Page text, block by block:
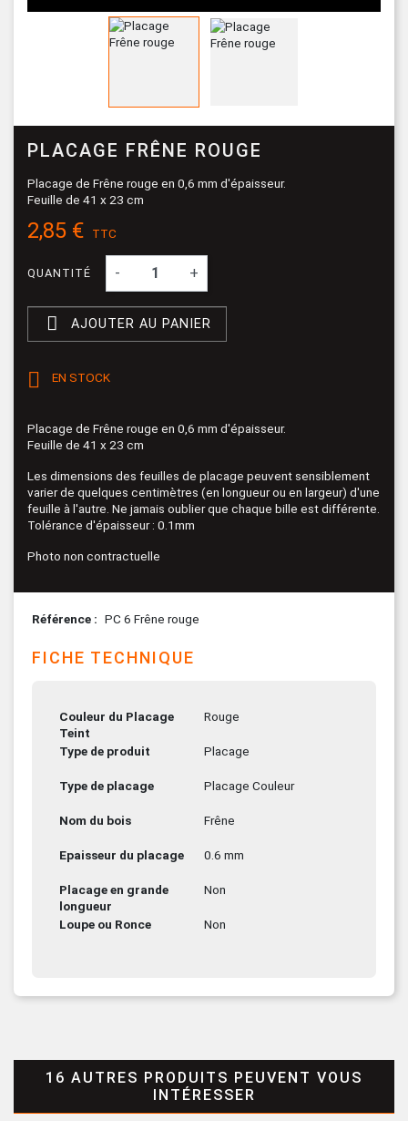
PLACAGE FRÊNE ROUGE
Placage de Frêne rouge en 0,6 mm d'épaisseur.
Feuille de 41 x 23 cm
2,85 € TTC
QUANTITÉ - +
 AJOUTER AU PANIER
 EN STOCK
Placage de Frêne rouge en 0,6 mm d'épaisseur.
Feuille de 41 x 23 cm
Les dimensions des feuilles de placage peuvent sensiblement
varier de quelques centimètres (en longueur ou en largeur) d'une
feuille à l'autre. Ne jamais oublier que chaque bille est différente.
Tolérance d'épaisseur : 0.1mm
Photo non contractuelle
Référence PC 6 Frêne rouge
FICHE TECHNIQUE
Couleur du Placage
Teint
Rouge
Type de produit Placage
Type de placage Placage Couleur
Nom du bois Frêne
Epaisseur du placage 0.6 mm
Placage en grande
longueur
Non
Loupe ou Ronce Non
16 AUTRES PRODUITS PEUVENT VOUS
INTÉRESSER